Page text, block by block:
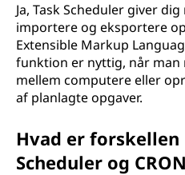
Ja, Task Scheduler giver
importere og eksportere
Extensible Markup
funktion er nyttig, når
mellem computere eller
af planlagte opgaver.
Hvad er forskellen
Scheduler og